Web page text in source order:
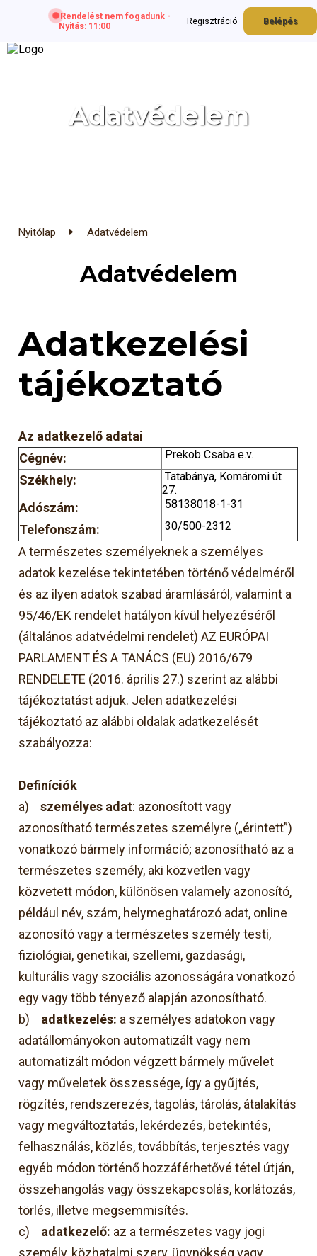
Rendelést nem fogadunk -
Nyitás: 11:00
Regisztráció Belépés
Adatvédelem
Nyitólap Adatvédelem
Adatvédelem
Adatkezelési
tájékoztató
Az adatkezelő adatai
Cégnév:
Prekob Csaba e.v.
Székhely:
Tatabánya, Komáromi út
27.
Adószám: 58138018-1-31
Telefonszám: 30/500-2312
A természetes személyeknek a személyes
adatok kezelése tekintetében történő védelméről
és az ilyen adatok szabad áramlásáról, valamint a
95/46/EK rendelet hatályon kívül helyezéséről
(általános adatvédelmi rendelet) AZ EURÓPAI
PARLAMENT ÉS A TANÁCS (EU) 2016/679
RENDELETE (2016. április 27.) szerint az alábbi
tájékoztatást adjuk. Jelen adatkezelési
tájékoztató az alábbi oldalak adatkezelését
szabályozza:
Definíciók
a)személyes adat: azonosított vagy
azonosítható természetes személyre („érintett”)
vonatkozó bármely információ; azonosítható az a
természetes személy, aki közvetlen vagy
közvetett módon, különösen valamely azonosító,
például név, szám, helymeghatározó adat, online
azonosító vagy a természetes személy testi,
fiziológiai, genetikai, szellemi, gazdasági,
kulturális vagy szociális azonosságára vonatkozó
egy vagy több tényező alapján azonosítható.
b) adatkezelés: a személyes adatokon vagy
adatállományokon automatizált vagy nem
automatizált módon végzett bármely művelet
vagy műveletek összessége, így a gyűjtés,
rögzítés, rendszerezés, tagolás, tárolás, átalakítás
vagy megváltoztatás, lekérdezés, betekintés,
felhasználás, közlés, továbbítás, terjesztés vagy
egyéb módon történő hozzáférhetővé tétel útján,
összehangolás vagy összekapcsolás, korlátozás,
törlés, illetve megsemmisítés.
c) adatkezelő: az a természetes vagy jogi
személy, közhatalmi szerv, ügynökség vagy